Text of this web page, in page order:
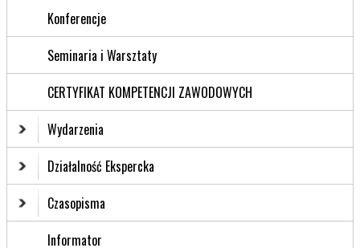
Konferencje
Seminaria i Warsztaty
CERTYFIKAT KOMPETENCJI ZAWODOWYCH
Wydarzenia
Działalność Ekspercka
Czasopisma
Informator